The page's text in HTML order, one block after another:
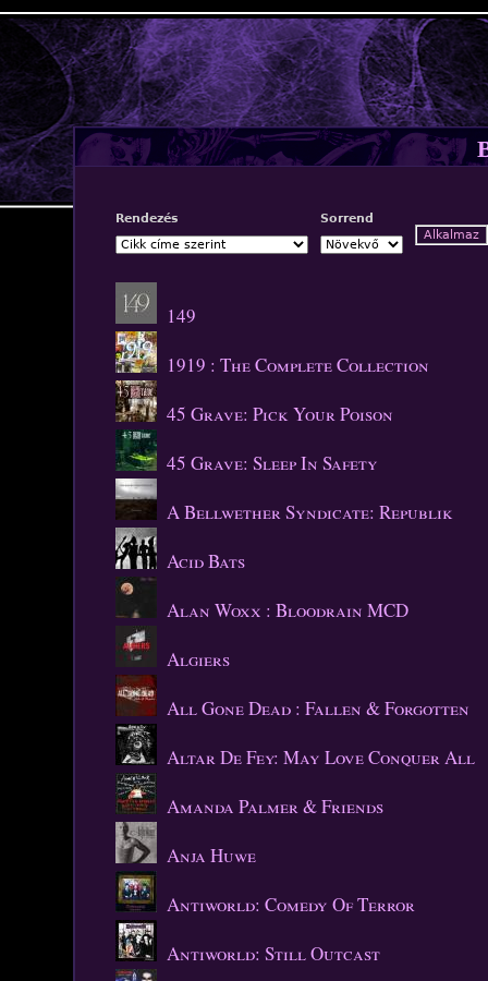
Jump to navigation
Rendezés Sorrend
149
1919 : The Complete Collection
45 Grave: Pick Your Poison
45 Grave: Sleep In Safety
A Bellwether Syndicate: Republik
Acid Bats
Alan Woxx : Bloodrain MCD
Algiers
All Gone Dead : Fallen & Forgotten
Altar De Fey: May Love Conquer All
Amanda Palmer & Friends
Anja Huwe
Antiworld: Comedy Of Terror
Antiworld: Still Outcast